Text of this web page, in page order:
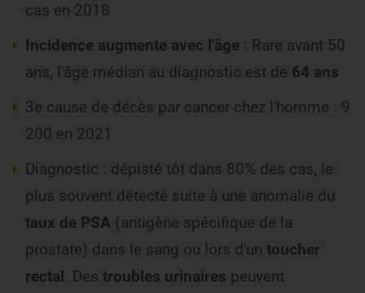
cas en 2018
Incidence augmente avec l'âge : Rare avant 50
ans, l'âge médian au diagnostic est de 64 ans
3e cause de décès par cancer chez l'homme : 9
200 en 2021
Diagnostic : dépisté tôt dans 80% des cas, le
plus souvent détecté suite à une anomalie du
taux de PSA (antigène spécifique de la
prostate) dans le sang ou lors d'un toucher
rectal. Des troubles urinaires peuvent